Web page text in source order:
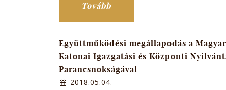
Tovább
Együttműködési megállapodás a
Katonai Igazgatási és Központi
Parancsnokságával
2018.05.04.